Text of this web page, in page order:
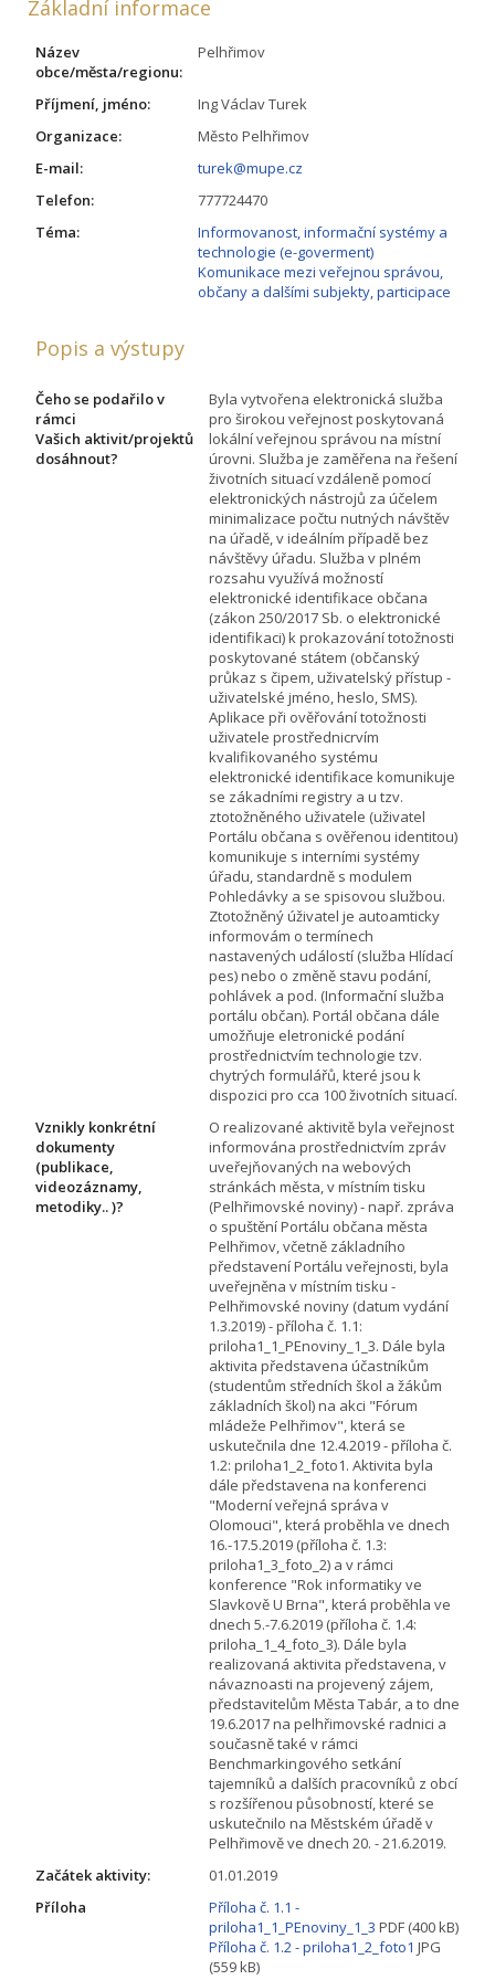
Základní informace
Název
obce/města/regionu:
Pelhřimov
Příjmení, jméno:
Ing Václav Turek
Organizace:
Město Pelhřimov
E-mail:
turek@mupe.cz
Telefon:
777724470
Téma:
Informovanost, informační systémy a
technologie (e-goverment)
Komunikace mezi veřejnou správou,
občany a dalšími subjekty, participace
Popis a výstupy
Čeho se podařilo v
rámci
Vašich aktivit/projektů
dosáhnout?
Byla vytvořena elektronická služba
pro širokou veřejnost poskytovaná
lokální veřejnou správou na místní
úrovni. Služba je zaměřena na řešení
životních situací vzdáleně pomocí
elektronických nástrojů za účelem
minimalizace počtu nutných návštěv
na úřadě, v ideálním případě bez
návštěvy úřadu. Služba v plném
rozsahu využívá možností
elektronické identifikace občana
(zákon 250/2017 Sb. o elektronické
identifikaci) k prokazování totožnosti
poskytované státem (občanský
průkaz s čipem, uživatelský přístup -
uživatelské jméno, heslo, SMS).
Aplikace při ověřování totožnosti
uživatele prostřednicrvím
kvalifikovaného systému
elektronické identifikace komunikuje
se zákadními registry a u tzv.
ztotožněného uživatele (uživatel
Portálu občana s ověřenou identitou)
komunikuje s interními systémy
úřadu, standardně s modulem
Pohledávky a se spisovou službou.
Ztotožněný úživatel je autoamticky
informovám o termínech
nastavených událostí (služba Hlídací
pes) nebo o změně stavu podání,
pohlávek a pod. (Informační služba
portálu občan). Portál občana dále
umožňuje eletronické podání
prostřednictvím technologie tzv.
chytrých formulářů, které jsou k
dispozici pro cca 100 životních situací.
Vznikly konkrétní
dokumenty
(publikace,
videozáznamy,
metodiky.. )?
O realizované aktivitě byla veřejnost
informována prostřednictvím zpráv
uveřejňovaných na webových
stránkách města, v místním tisku
(Pelhřimovské noviny) - např. zpráva
o spuštění Portálu občana města
Pelhřimov, včetně základního
představení Portálu veřejnosti, byla
uveřejněna v místním tisku -
Pelhřimovské noviny (datum vydání
1.3.2019) - příloha č. 1.1:
priloha1_1_PEnoviny_1_3. Dále byla
aktivita představena účastníkům
(studentům středních škol a žákům
základních škol) na akci "Fórum
mládeže Pelhřimov", která se
uskutečnila dne 12.4.2019 - příloha č.
1.2: priloha1_2_foto1. Aktivita byla
dále představena na konferenci
"Moderní veřejná správa v
Olomouci", která proběhla ve dnech
16.-17.5.2019 (příloha č. 1.3:
priloha1_3_foto_2) a v rámci
konference "Rok informatiky ve
Slavkově U Brna", která proběhla ve
dnech 5.-7.6.2019 (příloha č. 1.4:
priloha_1_4_foto_3). Dále byla
realizovaná aktivita představena, v
návaznoasti na projevený zájem,
představitelům Města Tabár, a to dne
19.6.2017 na pelhřimovské radnici a
současně také v rámci
Benchmarkingového setkání
tajemníků a dalších pracovníků z obcí
s rozšířenou působností, které se
uskutečnilo na Městském úřadě v
Pelhřimově ve dnech 20. - 21.6.2019.
Začátek aktivity:
01.01.2019
Příloha
Příloha č. 1.1 -
priloha1_1_PEnoviny_1_3 PDF (400 kB)
Příloha č. 1.2 - priloha1_2_foto1 JPG
(559 kB)